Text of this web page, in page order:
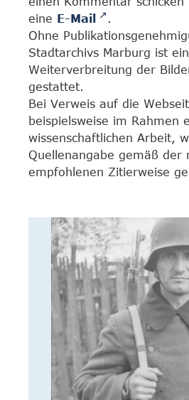
eine E-Mail
.
Ohne
Stadtarchivs Marburg ist
Weiterverbreitung der
gestattet.
Bei Verweis auf die
beispielsweise im Rahmen
wissenschaftlichen Arbeit,
Quellenangabe gemäß der
empfohlenen Zitierweise